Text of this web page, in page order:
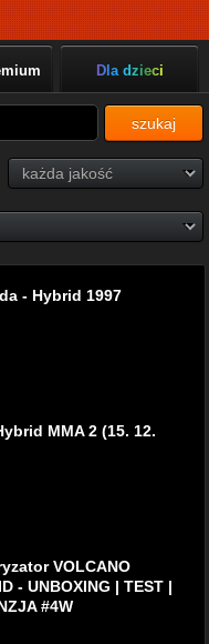
Dla dzieci
szukaj
- Hybrid 1997
MMA 2 (15. 12.
VOLCANO
- UNBOXING | TEST |
#4W